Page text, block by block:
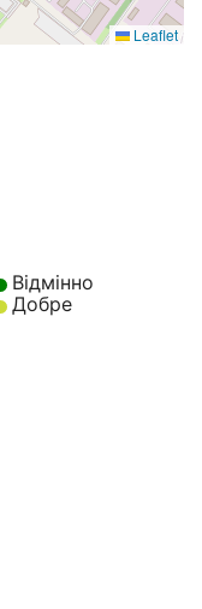
Leaflet
Відмінно
Добре